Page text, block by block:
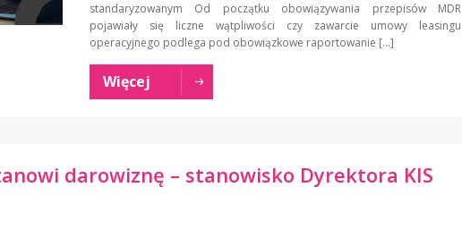
standaryzowanym Od początku obowiązywania przepisów MDR
pojawiały się liczne wątpliwości czy zawarcie umowy leasingu
operacyjnego podlega pod obowiązkowe raportowanie […]
Więcej
darowiznę – stanowisko Dyrektora KIS